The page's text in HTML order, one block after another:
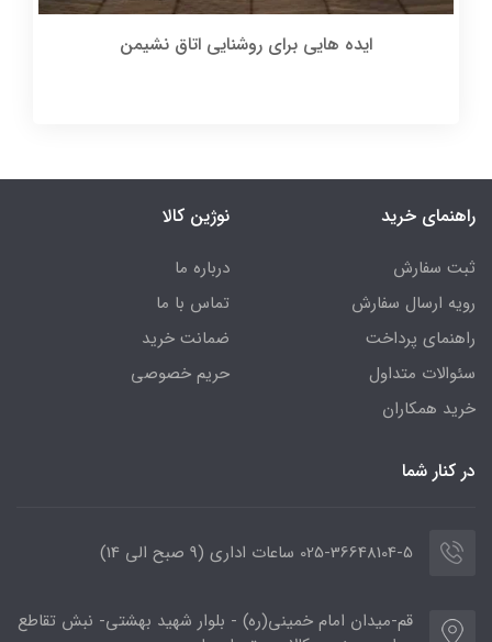
ایده هایی برای روشنایی اتاق نشیمن
راهنمای خرید
ثبت سفارش
رویه ارسال سفارش
راهنمای پرداخت
سئوالات متداول
خرید همکاران
نوژین کالا
درباره ما
تماس با ما
ضمانت خرید
حریم خصوصی
در کنار شما
025-36648104-5 ساعات اداری (9 صبح الی 14)
قم-میدان امام خمینی(ره) - بلوار شهید بهشتی- نبش تقاطع